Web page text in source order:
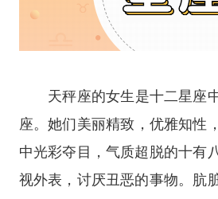
天秤座的女生是十二星座
座。她们美丽精致，优雅知性
中光彩夺目，气质超脱的十有
视外表，讨厌丑恶的事物。肮